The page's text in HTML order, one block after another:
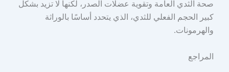
صحة الثدي العامة وتقوية عضلات الصدر، لكنها لا تزيد بشكل
كبير الحجم الفعلي للثدي، الذي يتحدد أساسًا بالوراثة
والهرمونات.
المراجع